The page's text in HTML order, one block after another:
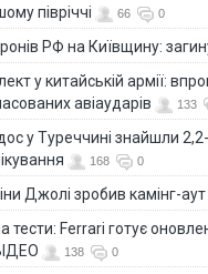
півріччі
66 0
РФ на Київщину:
у китайській армії:
авіаударів
133
у Туреччині знайшли
168 0
Джолі зробив камінг-аут
тести: Ferrari готує
138 0